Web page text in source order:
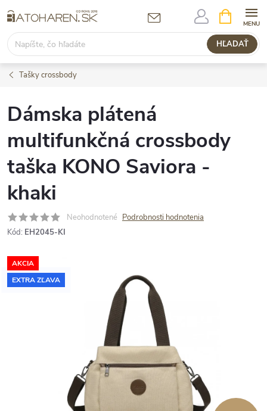
na
obsah
HĽADAŤ
KOŠÍK
Tašky crossbody
Dámska plátená
multifunkčná crossbody
taška KONO Saviora -
khaki
Neohodnotené Podrobnosti hodnotenia
Kód: EH2045-KI
AKCIA
EXTRA ZĽAVA